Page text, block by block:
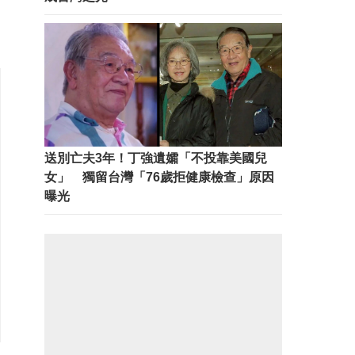
送別亡夫3年！丁強遺孀「不投靠美國兒
女」 獨留台灣「76歲拒健康檢查」原因
曝光